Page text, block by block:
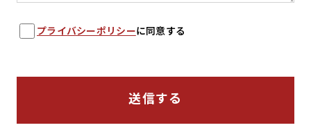
プライバシーポリシーに同意する